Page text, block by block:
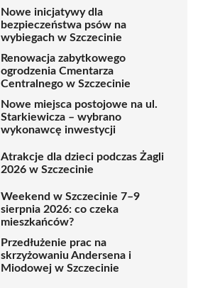
Nowe inicjatywy dla
bezpieczeństwa psów na
wybiegach w Szczecinie
Renowacja zabytkowego
ogrodzenia Cmentarza
Centralnego w Szczecinie
Nowe miejsca postojowe na ul.
Starkiewicza – wybrano
wykonawcę inwestycji
Atrakcje dla dzieci podczas Żagli
2026 w Szczecinie
Weekend w Szczecinie 7–9
sierpnia 2026: co czeka
mieszkańców?
Przedłużenie prac na
skrzyżowaniu Andersena i
Miodowej w Szczecinie